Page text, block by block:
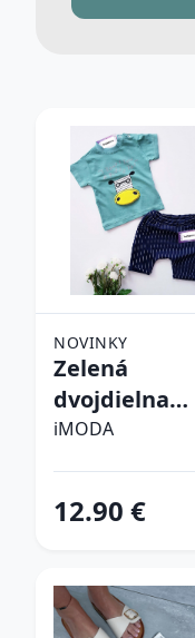
NOVINKY
Zelená
dvojdielna
bavlnená
iMODA
12.90 €